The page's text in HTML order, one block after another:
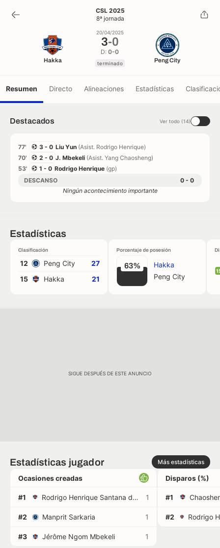
3-0
terminado
CSL 2025
8ª jornada
Hakka
20/04/2025
3-0
D:0-0
terminado Peng City
Resumen Directo Alineaciones Estadísticas
Destacados Ver todo (14)
77' 3 - 0 Liu Yun (Asist. Rodrigo Henrique)
70'
2 - 0 J. Mbekeli (Asist. Yang Chaosheng)
53'
1 - 0 Rodrigo Henrique (gp)
DESCANSO
0 - 0
Ningún acontecimiento importante
Estadísticas
Clasificación
12 Peng City
27
15
Hakka 21
Porcentaje de posesión
63%
Hakka
Peng City
SIGUE DESPUÉS DE ESTE ANUNCIO
Estadísticas jugador Más estadísticas
Ocasiones creadas
#1 Rodrigo Henrique Santana da Silva 1
#2 Manprit Sarkaria 1
#3 Jérôme Ngom Mbekeli 1
Disparos (%)
#1
#2